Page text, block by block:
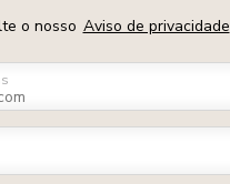
o nosso Aviso de privacidade